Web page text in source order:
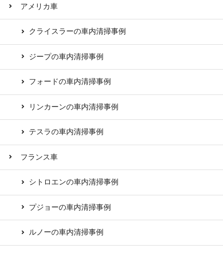
アメリカ車
クライスラーの車内清掃事例
ジープの車内清掃事例
フォードの車内清掃事例
リンカーンの車内清掃事例
テスラの車内清掃事例
フランス車
シトロエンの車内清掃事例
プジョーの車内清掃事例
ルノーの車内清掃事例